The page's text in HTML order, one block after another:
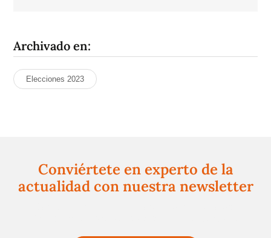
Archivado en:
Elecciones 2023
Conviértete en experto de la
actualidad con nuestra newsletter